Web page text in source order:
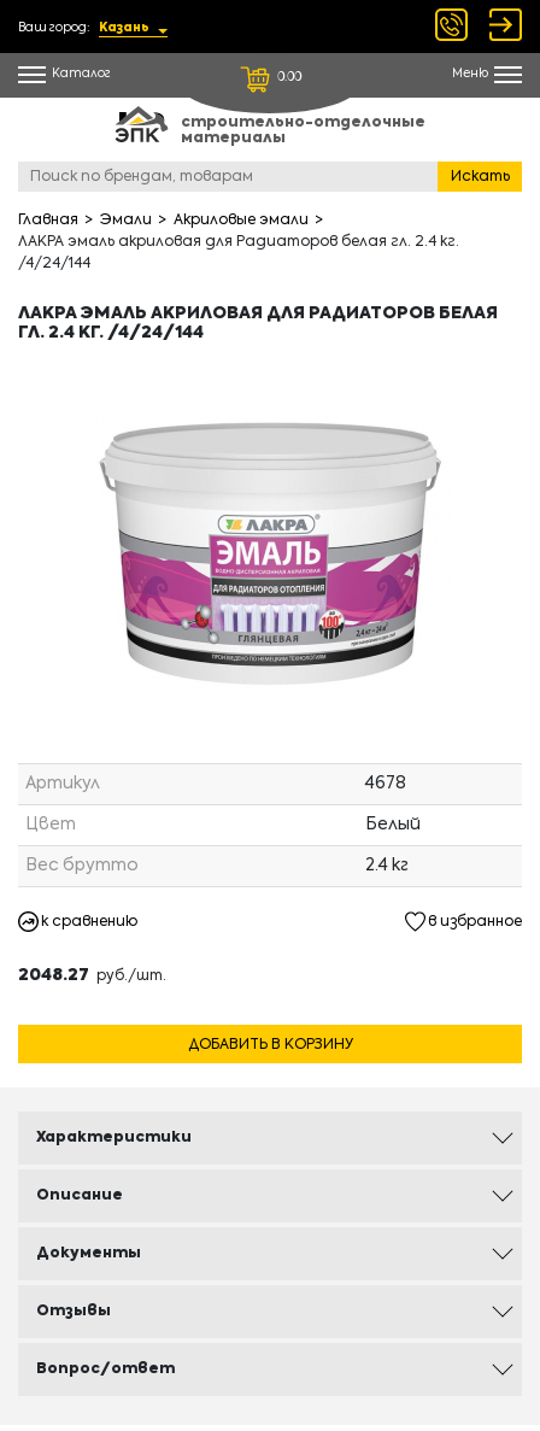
Ваш город: Казань
Каталог 0.00 Меню
строительно-отделочные
материалы
Искать
Главная Эмали
Акриловые эмали
ЛАКРА эмаль акриловая для Радиаторов белая гл. 2.4 кг.
/4/24/144
ЛАКРА ЭМАЛЬ АКРИЛОВАЯ ДЛЯ РАДИАТОРОВ БЕЛАЯ
ГЛ. 2.4 КГ. /4/24/144
Артикул 4678
Цвет Белый
Вес брутто 2.4 кг
к сравнению в избранное
2048.27 руб./шт.
ДОБАВИТЬ В КОРЗИНУ
Характеристики
Описание
Документы
Отзывы
Вопрос/ответ